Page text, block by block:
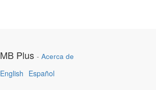
MB Plus - Acerca de
English Español